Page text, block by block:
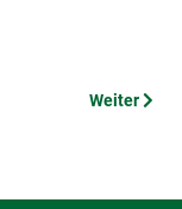
Nächster
Weiter